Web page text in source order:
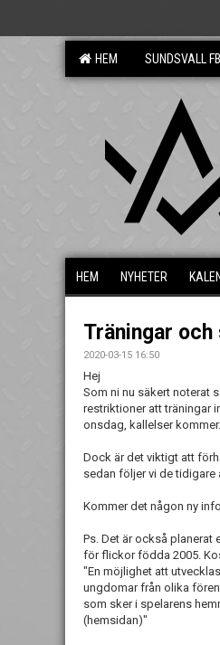
HEM SUNDSVALL
HEM NYHETER
Träningar
2020-03-15 16:50
Hej
Som ni nu säkert noterat
restriktioner att träningar
onsdag, kallelser kommer.
Dock är det viktigt att
sedan följer vi de tidigare
Kommer det någon ny
Ps. Det är också planerat
för flickor födda 2005.
"En möjlighet att
ungdomar från olika
som sker i spelarens
(hemsidan)"